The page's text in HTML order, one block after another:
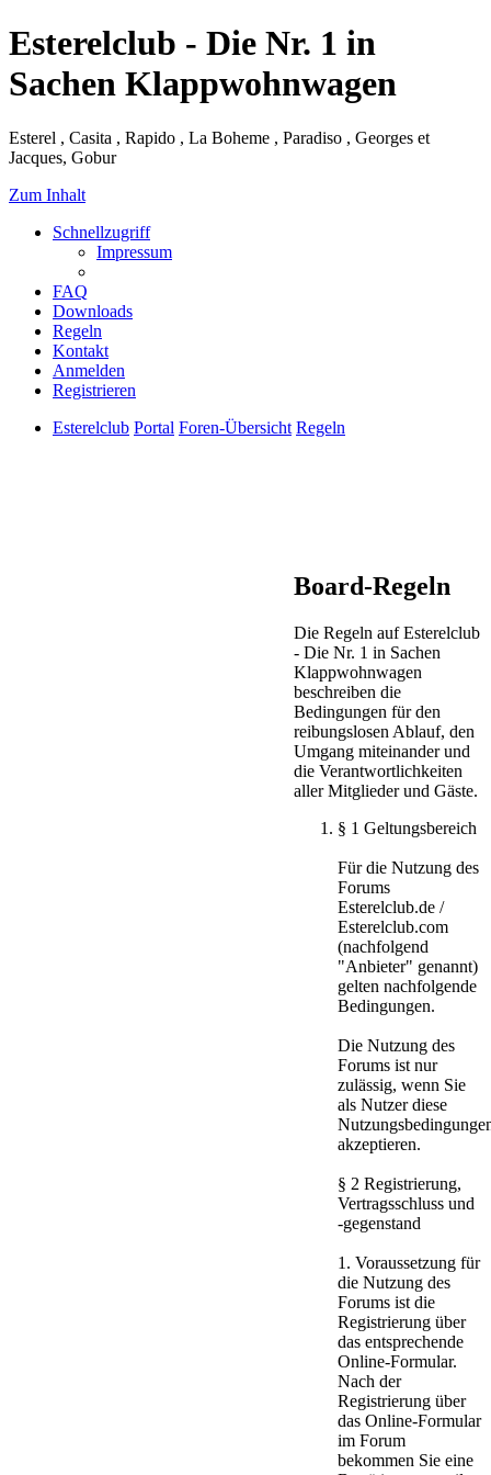
Esterelclub - Die Nr. 1 in
Sachen Klappwohnwagen
Esterel , Casita , Rapido , La Boheme , Paradiso , Georges et
Jacques, Gobur
Zum Inhalt
Schnellzugriff
Impressum
FAQ
Downloads
Regeln
Kontakt
Anmelden
Registrieren
Esterelclub Portal Foren-Übersicht Regeln
Board-Regeln
Die Regeln auf Esterelclub
- Die Nr. 1 in Sachen
Klappwohnwagen
beschreiben die
Bedingungen für den
reibungslosen Ablauf, den
Umgang miteinander und
die Verantwortlichkeiten
aller Mitglieder und Gäste.
§ 1 Geltungsbereich
Für die Nutzung des
Forums
Esterelclub.de /
Esterelclub.com
(nachfolgend
"Anbieter" genannt)
gelten nachfolgende
Bedingungen.
Die Nutzung des
Forums ist nur
zulässig, wenn Sie
als Nutzer diese
akzeptieren.
§ 2 Registrierung,
Vertragsschluss und
-gegenstand
1. Voraussetzung für
die Nutzung des
Forums ist die
Registrierung über
das entsprechende
Online-Formular.
Nach der
Registrierung über
das Online-Formular
im Forum
bekommen Sie eine